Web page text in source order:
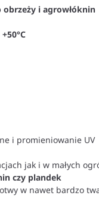
i agrowłóknin
i promieniowanie UV
jak i w małych
czy plandek
w nawet bardzo